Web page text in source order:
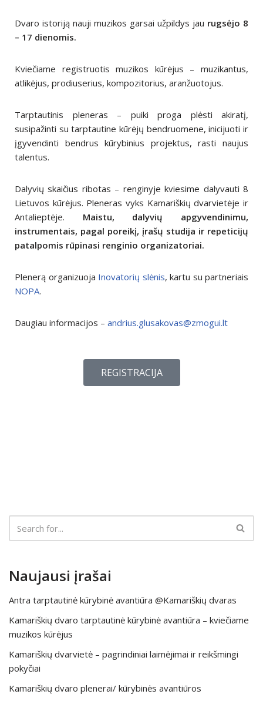
Dvaro istoriją nauji muzikos garsai užpildys jau rugsėjo 8
– 17 dienomis.
Kviečiame registruotis muzikos kūrėjus – muzikantus,
atlikėjus, prodiuserius, kompozitorius, aranžuotojus.
Tarptautinis pleneras – puiki proga plėsti akiratį,
susipažinti su tarptautine kūrėjų bendruomene, inicijuoti ir
įgyvendinti bendrus kūrybinius projektus, rasti naujus
talentus.
Dalyvių skaičius ribotas – renginyje kviesime dalyvauti 8
Lietuvos kūrėjus. Pleneras vyks Kamariškių dvarvietėje ir
Antalieptėje. Maistu, dalyvių apgyvendinimu,
instrumentais, pagal poreikį, įrašų studija ir repeticijų
patalpomis rūpinasi renginio organizatoriai.
Plenerą organizuoja Inovatorių slėnis, kartu su partneriais
NOPA.
Daugiau informacijos – andrius.glusakovas@zmogui.lt
REGISTRACIJA
Naujausi įrašai
Antra tarptautinė kūrybinė avantiūra @Kamariškių dvaras
Kamariškių dvaro tarptautinė kūrybinė avantiūra – kviečiame
muzikos kūrėjus
Kamariškių dvarvietė – pagrindiniai laimėjimai ir reikšmingi
pokyčiai
Kamariškių dvaro plenerai/ kūrybinės avantiūros